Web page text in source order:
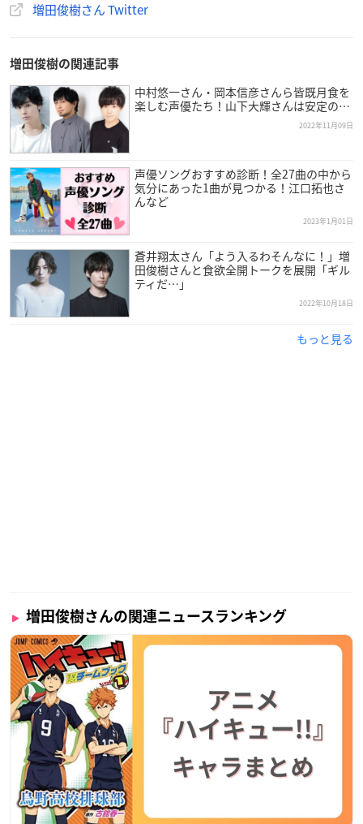
増田俊樹さん Twitter
増田俊樹の関連記事
中村悠一さん・岡本信彦さんら皆既月食を
楽しむ声優たち！山下大輝さんは安定の…
2022年11月09日
声優ソングおすすめ診断！全27曲の中から
気分にあった1曲が見つかる！江口拓也さ
んなど
2023年1月01日
蒼井翔太さん「よう入るわそんなに！」増
田俊樹さんと食欲全開トークを展開「ギル
ティだ…」
2022年10月18日
もっと見る
増田俊樹さんの関連ニュースランキング